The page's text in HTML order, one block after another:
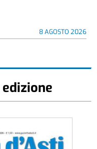
8 AGOSTO 2026